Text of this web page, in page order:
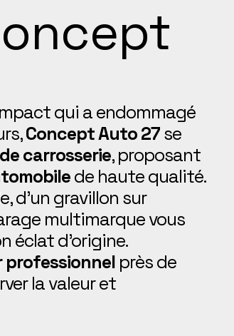
qui a endommagé
Concept Auto 27se
carrosserie, proposant
de haute qualité.
d’un gravillon sur
multimarque vous
éclat d’origine.
professionnel près de
la valeur et